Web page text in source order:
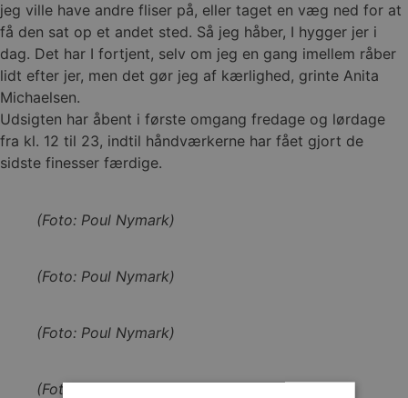
jeg ville have andre fliser på, eller taget en væg ned for at
få den sat op et andet sted. Så jeg håber, I hygger jer i
dag. Det har I fortjent, selv om jeg en gang imellem råber
lidt efter jer, men det gør jeg af kærlighed, grinte Anita
Michaelsen.
Udsigten har åbent i første omgang fredage og lørdage
fra kl. 12 til 23, indtil håndværkerne har fået gjort de
sidste finesser færdige.
(Foto: Poul Nymark)
(Foto: Poul Nymark)
(Foto: Poul Nymark)
(Foto: Poul Nymark)